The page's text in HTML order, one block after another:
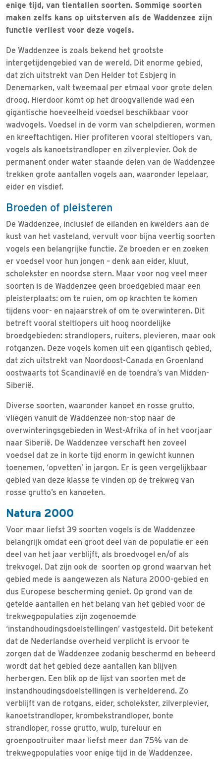
enige tijd, van tientallen soorten. Sommige soorten
maken zelfs kans op uitsterven als de Waddenzee zijn
functie verliest voor deze vogels.
De Waddenzee is zoals bekend het grootste
intergetijdengebied van de wereld. Dit enorme gebied,
dat zich uitstrekt van Den Helder tot Esbjerg in
Denemarken, valt tweemaal per etmaal voor grote delen
droog. Hierdoor komt op het droogvallende wad een
gigantische hoeveelheid voedsel beschikbaar voor
wadvogels. Voedsel in de vorm van schelpdieren, wormen
en kreeftachtigen. Hier profiteren vooral steltlopers van,
vogels als kanoetstrandloper en zilverplevier. Ook de
permanent onder water staande delen van de Waddenzee
trekken grote aantallen vogels aan, waaronder lepelaar,
eider en visdief.
Broeden of pleisteren
De Waddenzee, inclusief de eilanden en kwelders aan de
kust van het vasteland, vervult voor bijna veertig soorten
vogels een belangrijke functie. Ze broeden er en zoeken
er voedsel voor hun jongen – denk aan eider, kluut,
scholekster en noordse stern. Maar voor nog veel meer
soorten is de Waddenzee geen broedgebied maar een
pleisterplaats: om te ruien, om op krachten te komen
tijdens voor- en najaarstrek of om te overwinteren. Dit
betreft vooral steltlopers uit hoog noordelijke
broedgebieden: strandlopers, ruiters, plevieren, maar ook
rotganzen. Deze vogels komen uit een gigantisch gebied,
dat zich uitstrekt van Noordoost-Canada en Groenland
oostwaarts tot Scandinavië en de toendra’s van Midden-
Siberië.
Diverse soorten, waaronder kanoet en rosse grutto,
vliegen vanuit de Waddenzee non-stop naar de
overwinteringsgebieden in West-Afrika of in het voorjaar
naar Siberië. De Waddenzee verschaft hen zoveel
voedsel dat ze in korte tijd enorm in gewicht kunnen
toenemen, ‘opvetten’ in jargon. Er is geen vergelijkbaar
gebied van deze klasse te vinden op de trekweg van
rosse grutto’s en kanoeten.
Natura 2000
Voor maar liefst 39 soorten vogels is de Waddenzee
belangrijk omdat een groot deel van de populatie er een
deel van het jaar verblijft, als broedvogel en/of als
trekvogel. Dat zijn ook de soorten op grond waarvan het
gebied mede is aangewezen als Natura 2000-gebied en
dus Europese bescherming geniet. Op grond van de
getelde aantallen en het belang van het gebied voor de
trekwegpopulaties zijn zogenoemde
‘instandhoudingsdoelstellingen’ vastgesteld. Dit betekent
dat de Nederlandse overheid verplicht is ervoor te
zorgen dat de Waddenzee zodanig beschermd en beheerd
wordt dat het gebied deze aantallen kan blijven
herbergen. Een blik op de lijst van soorten met de
instandhoudingsdoelstellingen is verhelderend. Zo
verblijft van de rotgans, eider, scholekster, zilverplevier,
kanoetstrandloper, krombekstrandloper, bonte
strandloper, rosse grutto, wulp, tureluur en
groenpootruiter maar liefst meer dan 75% van de
trekwegpopulaties voor enige tijd in de Waddenzee.